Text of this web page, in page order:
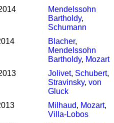
Mendelssohn
Bartholdy,
Schumann
Blacher,
Mendelssohn
Bartholdy, Mozart
Jolivet, Schubert,
Stravinsky, von
Gluck
Milhaud, Mozart,
Villa-Lobos